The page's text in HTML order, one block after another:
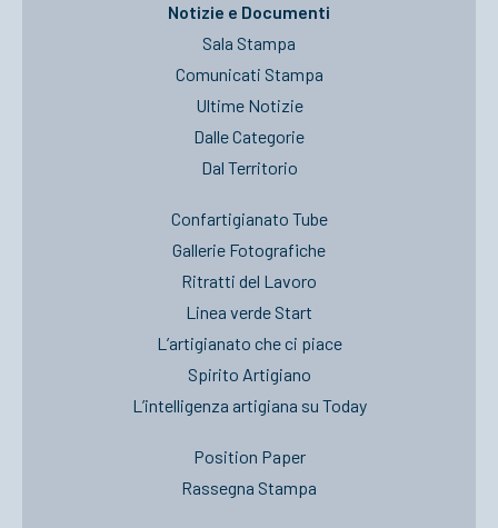
Notizie e Documenti
Sala Stampa
Comunicati Stampa
Ultime Notizie
Dalle Categorie
Dal Territorio
Confartigianato Tube
Gallerie Fotografiche
Ritratti del Lavoro
Linea verde Start
L’artigianato che ci piace
Spirito Artigiano
L’intelligenza artigiana su Today
Position Paper
Rassegna Stampa